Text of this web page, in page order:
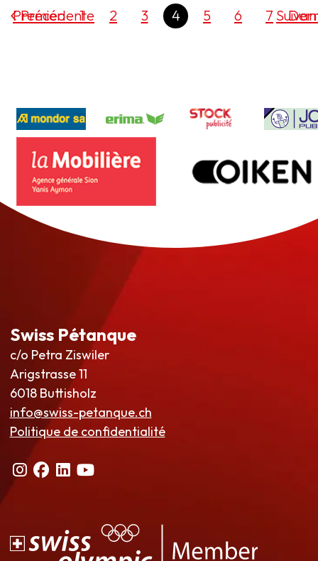
Précédente
Premier 1 2 3 4 5 6 7
Swiss Pétanque
c/o Petra Ziswiler
Arigstrasse 11
6018 Buttisholz
info@swiss-petanque.ch
Politique de confidentialité